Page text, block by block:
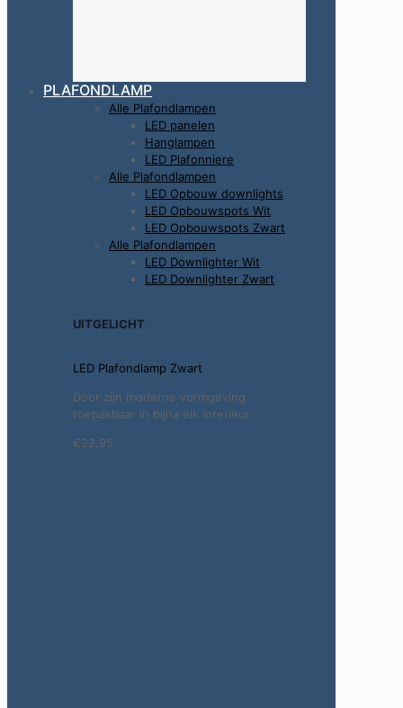
PLAFONDLAMP
Alle Plafondlampen
LED panelen
Hanglampen
LED Plafonniere
Alle Plafondlampen
LED Opbouw downlights
LED Opbouwspots Wit
LED Opbouwspots Zwart
Alle Plafondlampen
LED Downlighter Wit
LED Downlighter Zwart
UITGELICHT
LED Plafondlamp Zwart
Door zijn moderne vormgeving
toepasbaar in bijna elk interieur.
€22,95